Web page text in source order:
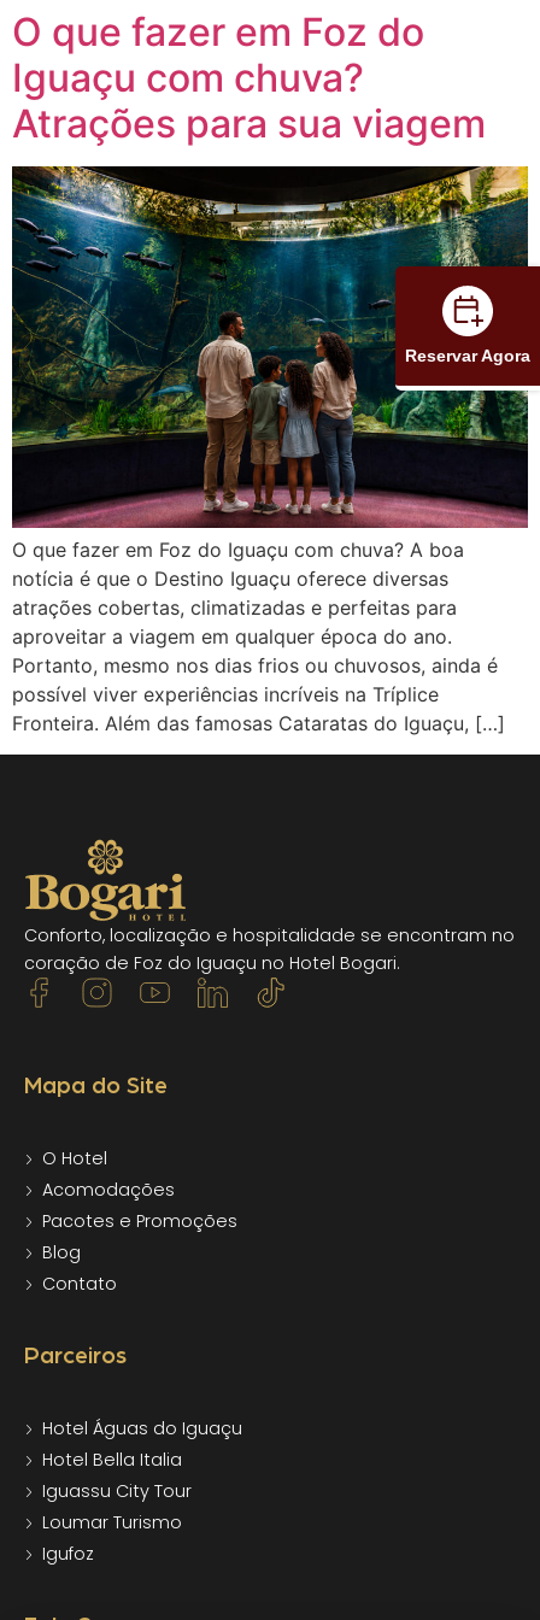
O que fazer em Foz do
Iguaçu com chuva?
Atrações para sua viagem
O que fazer em Foz do Iguaçu com chuva? A boa
notícia é que o Destino Iguaçu oferece diversas
atrações cobertas, climatizadas e perfeitas para
aproveitar a viagem em qualquer época do ano.
Portanto, mesmo nos dias frios ou chuvosos, ainda é
possível viver experiências incríveis na Tríplice
Fronteira. Além das famosas Cataratas do Iguaçu, […]
Conforto, localização e hospitalidade se encontram no
coração de Foz do Iguaçu no Hotel Bogari.
Mapa do Site
O Hotel
Acomodações
Pacotes e Promoções
Blog
Contato
Parceiros
Hotel Águas do Iguaçu
Hotel Bella Italia
Iguassu City Tour
Loumar Turismo
Igufoz
Reservar Agora